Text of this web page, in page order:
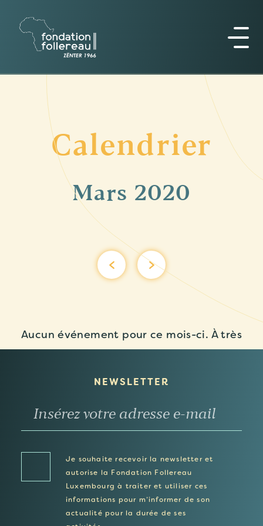
Calendrier
Mars 2020
Aucun événement pour ce mois-ci. À très
NEWSLETTER
Je souhaite recevoir la newsletter et
autorise la Fondation Follereau
Luxembourg à traiter et utiliser ces
informations pour m’informer de son
actualité pour la durée de ses